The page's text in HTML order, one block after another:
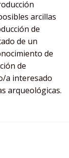
arcillas
de
de un
de
de
a interesado
arqueológicas.